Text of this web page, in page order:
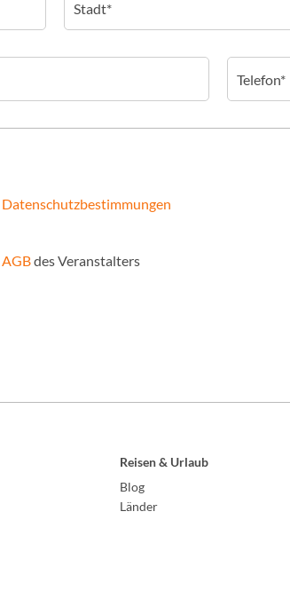
Datenschutzbestimmungen
AGBdes Veranstalters
Reisen & Urlaub
Blog
Länder